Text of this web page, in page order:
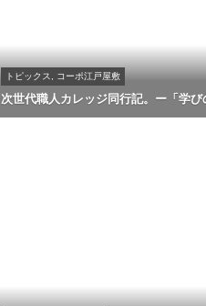
トピックス, コーポ江戸屋敷
次世代職人カレッジ同行記。ー「学